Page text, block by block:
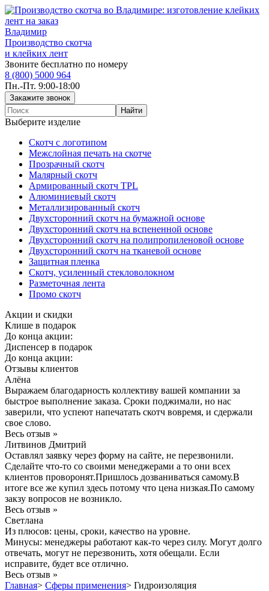
Владимир
Производство скотча
и клейких лент
Звоните бесплатно по номеру
8 (800) 5000 964
Пн.-Пт. 9:00-18:00
Выберите изделие
Скотч с логотипом
Межслойная печать на скотче
Прозрачный скотч
Малярный скотч
Армированный скотч TPL
Алюминиевый скотч
Металлизированный скотч
Двухсторонний скотч на бумажной основе
Двухсторонний скотч на вспененной основе
Двухсторонний скотч на полипропиленовой основе
Двухсторонний скотч на тканевой основе
Защитная пленка
Скотч, усиленный стекловолокном
Разметочная лента
Промо скотч
Акции и скидки
Клише в подарок
До конца акции:
Диспенсер в подарок
До конца акции:
Отзывы клиентов
Алёна
Выражаем благодарность коллективу вашей компании за
быстрое выполнение заказа. Сроки поджимали, но нас
заверили, что успеют напечатать скотч вовремя, и сдержали
свое слово.
Весь отзыв »
Литвинов Дмитрий
Оставлял заявку через форму на сайте, не перезвонили.
Сделайте что-то со своими менеджерами а то они всех
клиентов проворонят.Пришлось дозваниваться самому.В
итоге все же купил здесь потому что цена низкая.По самому
закзу вопросов не возникло.
Весь отзыв »
Светлана
Из плюсов: цены, сроки, качество на уровне.
Минусы: менеджеры работают как-то через силу. Могут долго
отвечать, могут не перезвонить, хотя обещали. Если
исправите, будет все отлично.
Весь отзыв »
Главная> Сферы применения> Гидроизоляция